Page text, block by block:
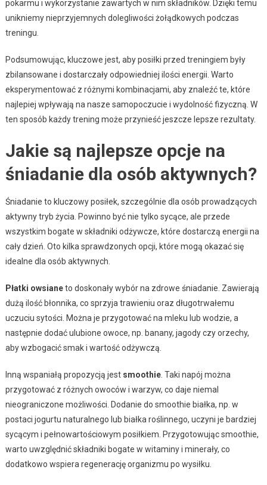
pokarmu i wykorzystanie zawartych w nim składników. Dzięki temu
unikniemy nieprzyjemnych dolegliwości żołądkowych podczas
treningu.
Podsumowując, kluczowe jest, aby posiłki przed treningiem były
zbilansowane i dostarczały odpowiedniej ilości energii. Warto
eksperymentować z różnymi kombinacjami, aby znaleźć te, które
najlepiej wpływają na nasze samopoczucie i wydolność fizyczną. W
ten sposób każdy trening może przynieść jeszcze lepsze rezultaty.
Jakie są najlepsze opcje na
śniadanie dla osób aktywnych?
Śniadanie to kluczowy posiłek, szczególnie dla osób prowadzących
aktywny tryb życia. Powinno być nie tylko sycące, ale przede
wszystkim bogate w składniki odżywcze, które dostarczą energii na
cały dzień. Oto kilka sprawdzonych opcji, które mogą okazać się
idealne dla osób aktywnych.
Płatki owsianeto doskonały wybór na zdrowe śniadanie. Zawierają
dużą ilość błonnika, co sprzyja trawieniu oraz długotrwałemu
uczuciu sytości. Można je przygotować na mleku lub wodzie, a
następnie dodać ulubione owoce, np. banany, jagody czy orzechy,
aby wzbogacić smak i wartość odżywczą.
Inną wspaniałą propozycją jest smoothie. Taki napój można
przygotować z różnych owoców i warzyw, co daje niemal
nieograniczone możliwości. Dodanie do smoothie białka, np. w
postaci jogurtu naturalnego lub białka roślinnego, uczyni je bardziej
sycącym i pełnowartościowym posiłkiem. Przygotowując smoothie,
warto uwzględnić składniki bogate w witaminy i minerały, co
dodatkowo wspiera regenerację organizmu po wysiłku.